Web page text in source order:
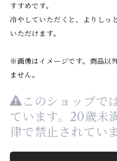
すすめです。
冷やしていただくと、よりしっ
いただけます。
※画像はイメージです。商品以
ません。
このショップで
ています。20歳未
律で禁止されていま